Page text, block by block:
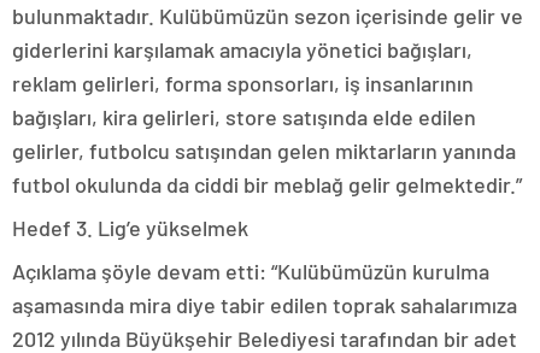
bulunmaktadır. Kulübümüzün sezon içerisinde gelir ve
giderlerini karşılamak amacıyla yönetici bağışları,
reklam gelirleri, forma sponsorları, iş insanlarının
bağışları, kira gelirleri, store satışında elde edilen
gelirler, futbolcu satışından gelen miktarların yanında
futbol okulunda da ciddi bir meblağ gelir gelmektedir.”
Hedef 3. Lig’e yükselmek
Açıklama şöyle devam etti: “Kulübümüzün kurulma
aşamasında mira diye tabir edilen toprak sahalarımıza
2012 yılında Büyükşehir Belediyesi tarafından bir adet